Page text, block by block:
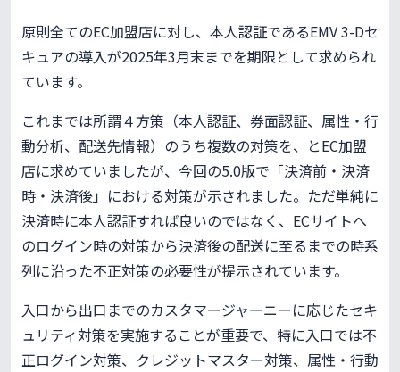
原則全てのEC加盟店に対し、本人認証であるEMV 3-Dセ
キュアの導入が2025年3月末までを期限として求められ
ています。
これまでは所謂４方策（本人認証、券面認証、属性・行
動分析、配送先情報）のうち複数の対策を、とEC加盟
店に求めていましたが、今回の5.0版で「決済前・決済
時・決済後」における対策が示されました。ただ単純に
決済時に本人認証すれば良いのではなく、ECサイトへ
のログイン時の対策から決済後の配送に至るまでの時系
列に沿った不正対策の必要性が提示されています。
入口から出口までのカスタマージャーニーに応じたセキ
ュリティ対策を実施することが重要で、特に入口では不
正ログイン対策、クレジットマスター対策、属性・行動